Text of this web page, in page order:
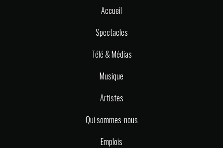
Accueil
Spectacles
Télé & Médias
Musique
Artistes
Qui sommes-nous
Emplois